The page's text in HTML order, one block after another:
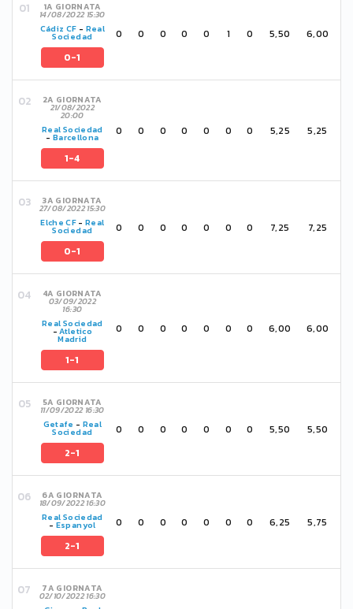
1A GIORNATA
14/08/2022 15:30
Cádiz CF - Real
Sociedad
0-1
0 0 0 0 0 1 0 5,50 6,00
2A GIORNATA
21/08/2022
20:00
Real Sociedad
- Barcellona
1-4
0 0 0 0 0 0 0 5,25 5,25
3A GIORNATA
27/08/2022 15:30
Elche CF -Real
Sociedad
0-1
0 0 0 0 0 0 0 7,25 7,25
4A GIORNATA
03/09/2022
16:30
Real Sociedad
-Atletico
Madrid
1-1
0 0 0 0 0 0 0 6,00 6,00
5A GIORNATA
11/09/2022 16:30
Getafe - Real
Sociedad
2-1
0 0 0 0 0 0 0 5,50 5,50
6A GIORNATA
18/09/2022 16:30
Real Sociedad
- Espanyol
2-1
0 0 0 0 0 0 0 6,25 5,75
7A GIORNATA
02/10/2022 16:30